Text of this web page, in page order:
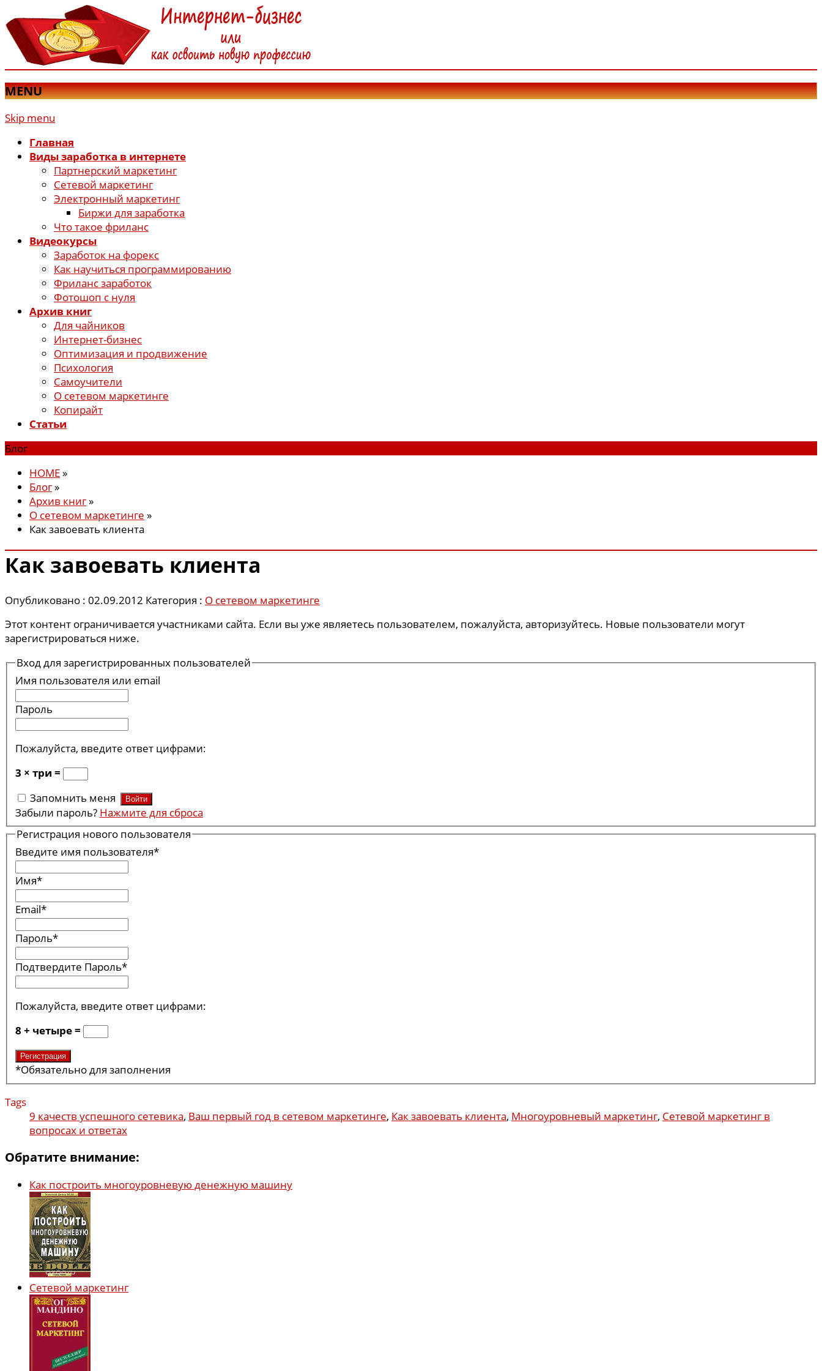
MENU
Skip menu
Главная
Виды заработка в интернете
Партнерский маркетинг
Сетевой маркетинг
Электронный маркетинг
Биржи для заработка
Что такое фриланс
Видеокурсы
Заработок на форекс
Как научиться программированию
Фриланс заработок
Фотошоп с нуля
Архив книг
Для чайников
Интернет-бизнес
Оптимизация и продвижение
Психология
Самоучители
О сетевом маркетинге
Копирайт
Статьи
Блог
HOME»
Блог»
Архив книг»
О сетевом маркетинге »
Как завоевать клиента
Как завоевать клиента
Опубликовано : 02.09.2012 Категория : О сетевом маркетинге
Этот контент ограничивается участниками сайта. Если вы уже являетесь пользователем, пожалуйста, авторизуйтесь. Новые пользователи могут
зарегистрироваться ниже.
Вход для зарегистрированных пользователей
Имя пользователя или email
Пароль
Пожалуйста, введите ответ цифрами:
3 × три =
Запомнить меня
Забыли пароль? Нажмите для сброса
Регистрация нового пользователя
Введите имя пользователя*
Имя*
Email*
Пароль*
Подтвердите Пароль*
Пожалуйста, введите ответ цифрами:
8 + четыре =
*Обязательно для заполнения
Tags
9 качеств успешного сетевика, Ваш первый год в сетевом маркетинге, Как завоевать клиента, Многоуровневый маркетинг, Сетевой маркетинг в
вопросах и ответах
Обратите внимание:
Как построить многоуровневую денежную машину
Сетевой маркетинг